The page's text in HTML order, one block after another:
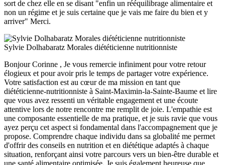
sort de chez elle en se disant "enfin un rééquilibrage alimentaire et
non un régime et je suis certaine que je vais me faire du bien et y
arriver" Merci.
Sylvie Dolhabaratz Morales diététicienne nutritionniste
Bonjour Corinne , Je vous remercie infiniment pour votre retour
élogieux et pour avoir pris le temps de partager votre expérience.
Votre satisfaction est au cœur de ma mission en tant que
diététicienne-nutritionniste à Saint-Maximin-la-Sainte-Baume et lire
que vous avez ressenti un véritable engagement et une écoute
attentive lors de notre rencontre me remplit de joie. L'empathie est
une composante essentielle de ma pratique, et je suis ravie que vous
ayez perçu cet aspect si fondamental dans l'accompagnement que je
propose. Comprendre chaque individu dans sa globalité me permet
d'offrir des conseils en nutrition et en diététique adaptés à chaque
situation, renforçant ainsi votre parcours vers un bien-être durable et